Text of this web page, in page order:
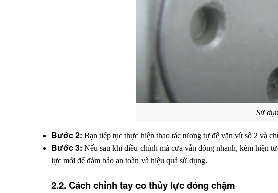
Sử
Bước 2: Bạn tiếp tục thực hiện thao tác tương tự để vặn vít số 2 và
Bước 3: Nếu sau khi điều chỉnh mà cửa vẫn đóng nhanh, kèm hiện
lực mới để đảm bảo an toàn và hiệu quả sử dụng.
2.2. Cách chỉnh tay co thủy lực đóng chậm